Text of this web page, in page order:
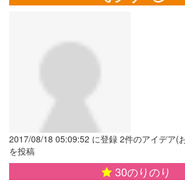
2017/08/18 05:09:52 に登録 2件のアイデア(
を投稿
30のりのり